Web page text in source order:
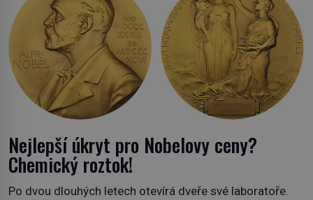
Nejlepší úkryt pro Nobelovy ceny?
Chemický roztok!
Po dvou dlouhých letech otevírá dveře své laboratoře.